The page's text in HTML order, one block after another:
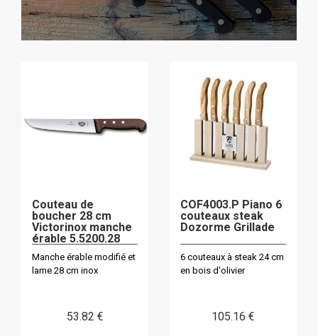
Couteau de
boucher 28 cm
Victorinox manche
érable 5.5200.28
Manche érable modifié et
lame 28 cm inox
53.82 €
COF4003.P Piano 6
couteaux steak
Dozorme Grillade
6 couteaux à steak 24 cm
en bois d'olivier
105.16 €